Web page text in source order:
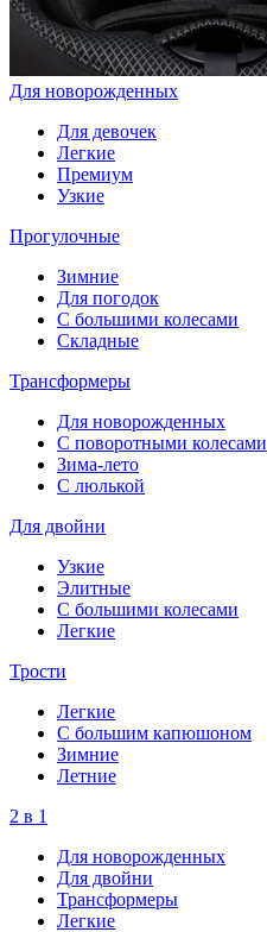
Для новорожденных
Для девочек
Легкие
Премиум
Узкие
Прогулочные
Зимние
Для погодок
С большими колесами
Складные
Трансформеры
Для новорожденных
С поворотными колесами
Зима-лето
С люлькой
Для двойни
Узкие
Элитные
С большими колесами
Легкие
Трости
Легкие
С большим капюшоном
Зимние
Летние
2 в 1
Для новорожденных
Для двойни
Трансформеры
Легкие